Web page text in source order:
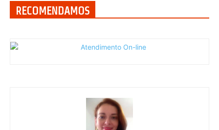
RECOMENDAMOS